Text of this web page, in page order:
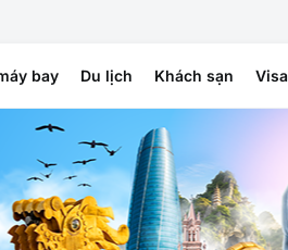
bay Du lịch Khách sạn Visa